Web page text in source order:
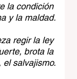
la condición
y la maldad.
regir la ley
brota la
el salvajismo.